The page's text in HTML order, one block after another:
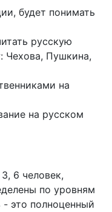
будет понимать
русскую
Чехова, Пушкина,
на
на русском
6 человек,
по уровням
это полноценный